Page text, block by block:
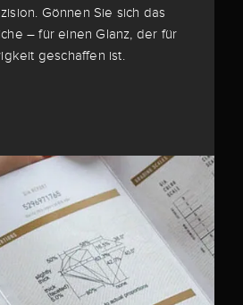
Gönnen Sie sich das
– für einen Glanz, der für
geschaffen ist.